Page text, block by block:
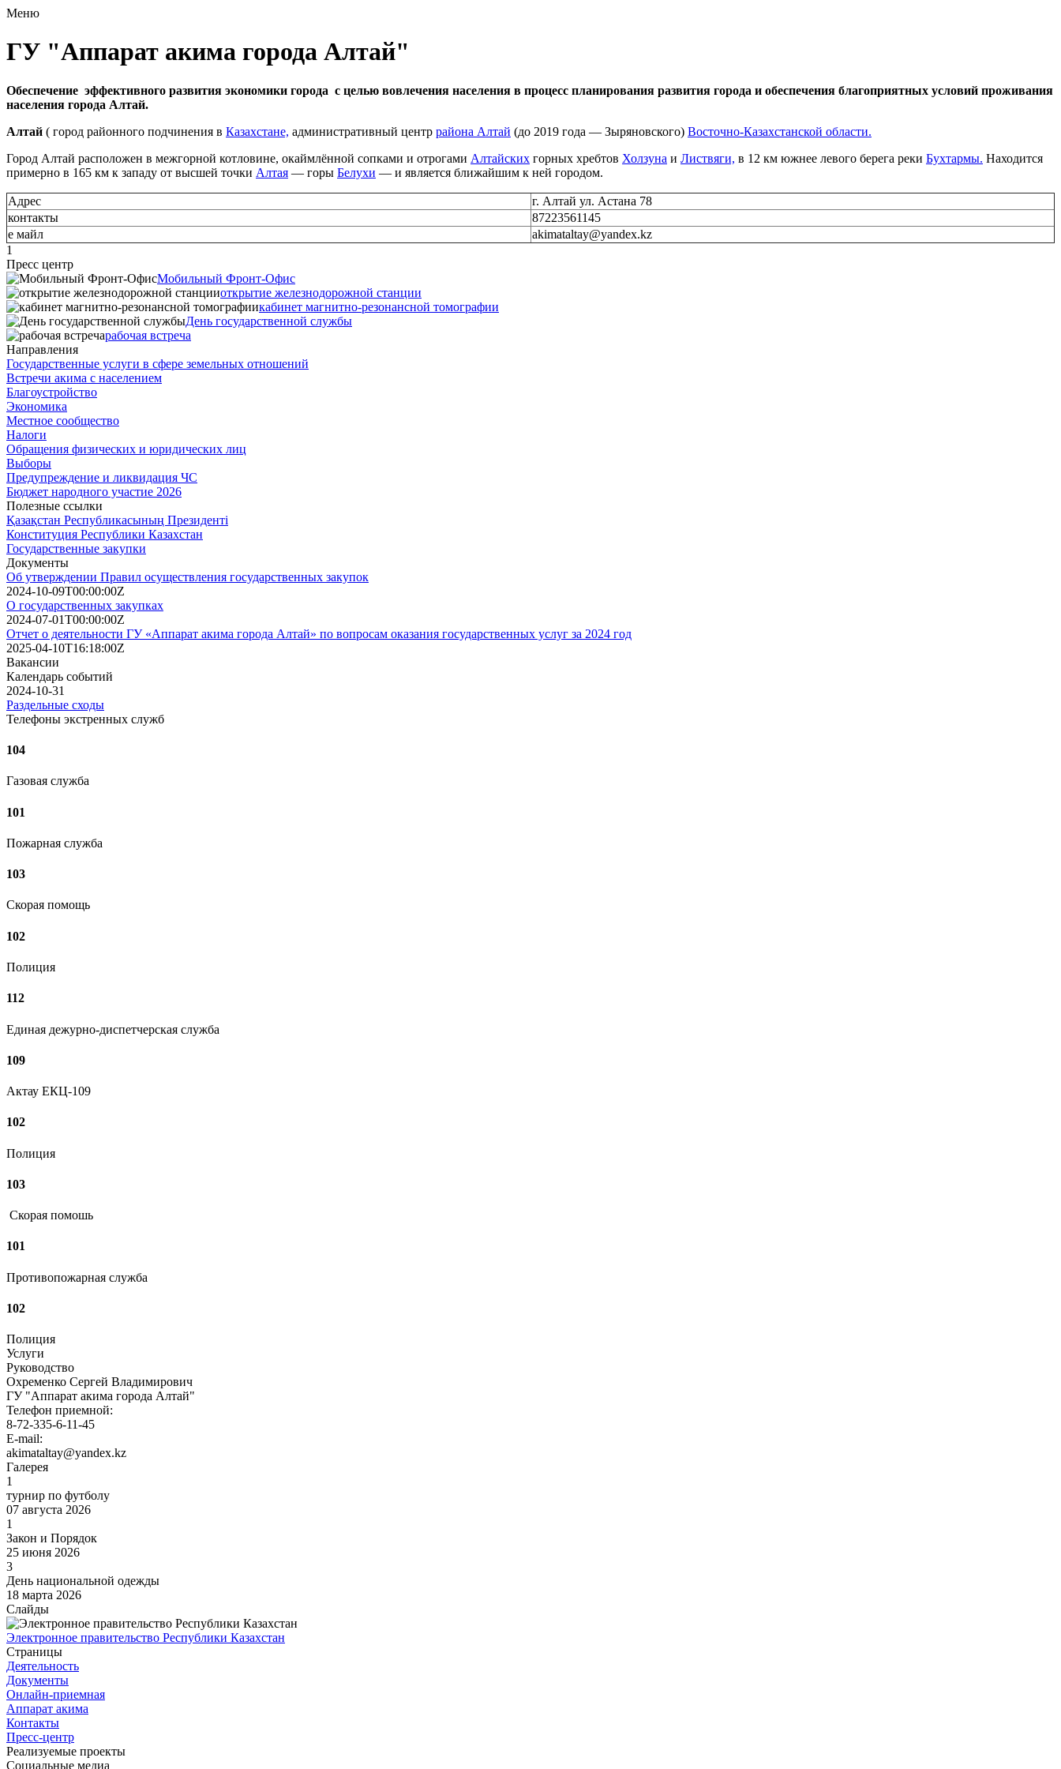
Меню
ГУ "Аппарат акима города Алтай"
Обеспечение эффективного развития экономики города с целью вовлечения населения в процесс планирования развития города и обеспечения благоприятных условий проживания
населения города Алтай.
Алтай ( город районного подчинения в Казахстане, административный центр района Алтай (до 2019 года — Зыряновского) Восточно-Казахстанской области.
Город Алтай расположен в межгорной котловине, окаймлённой сопками и отрогами Алтайских горных хребтов Холзуна и Листвяги, в 12 км южнее левого берега реки Бухтармы. Находится
примерно в 165 км к западу от высшей точки Алтая — горы Белухи — и является ближайшим к ней городом.
Адрес
г. Алтай ул. Астана 78
контакты
87223561145
е майл
akimataltay@yandex.kz
1
Пресс центр
Мобильный Фронт-Офис
открытие железнодорожной станции
кабинет магнитно-резонансной томографии
День государственной службы
рабочая встреча
Направления
Государственные услуги в сфере земельных отношений
Встречи акима с населением
Благоустройство
Экономика
Местное сообщество
Налоги
Обращения физических и юридических лиц
Выборы
Предупреждение и ликвидация ЧС
Бюджет народного участие 2026
Полезные ссылки
Қазақстан Республикасының Президенті
Конституция Республики Казахстан
Государственные закупки
Документы
Об утверждении Правил осуществления государственных закупок
2024-10-09T00:00:00Z
О государственных закупках
2024-07-01T00:00:00Z
Отчет о деятельности ГУ «Аппарат акима города Алтай» по вопросам оказания государственных услуг за 2024 год
2025-04-10T16:18:00Z
Вакансии
Календарь событий
2024-10-31
Раздельные сходы
Телефоны экстренных служб
104
Газовая служба
101
Пожарная служба
103
Скорая помощь
102
Полиция
112
Единая дежурно-диспетчерская служба
109
Актау ЕКЦ-109
102
Полиция
103
Скорая помошь
101
Противопожарная служба
102
Полиция
Услуги
Руководство
Охременко Сергей Владимирович
ГУ "Аппарат акима города Алтай"
Телефон приемной:
8-72-335-6-11-45
E-mail:
akimataltay@yandex.kz
Галерея
1
турнир по футболу
07 августа 2026
1
Закон и Порядок
25 июня 2026
3
День национальной одежды
18 марта 2026
Слайды
Электронное правительство Республики Казахстан
Страницы
Деятельность
Документы
Онлайн-приемная
Аппарат акима
Контакты
Пресс-центр
Реализуемые проекты
Социальные медиа